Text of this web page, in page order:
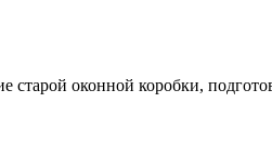
старой оконной коробки,